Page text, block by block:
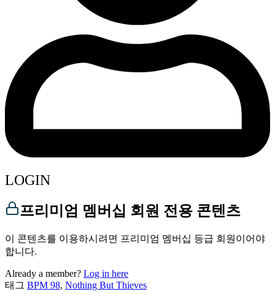
LOGIN
프리미엄 멤버십 회원 전용 콘텐츠
이 콘텐츠를 이용하시려면 프리미엄 멤버십 등급 회원이어야
합니다.
Already a member? Log in here
태그 BPM 98, Nothing But Thieves